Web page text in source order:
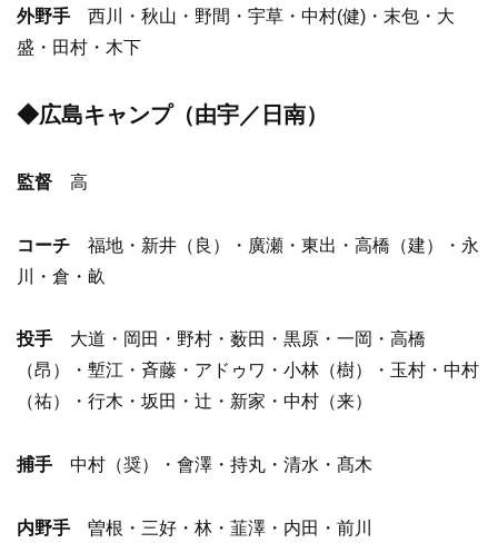
外野手 西川・秋山・野間・宇草・中村(健)・末包・大
盛・田村・木下
◆広島キャンプ（由宇／日南）
監督 高
コーチ 福地・新井（良）・廣瀬・東出・高橋（建）・永
川・倉・畝
投手 大道・岡田・野村・薮田・黒原・一岡・高橋
（昂）・塹江・斉藤・アドゥワ・小林（樹）・玉村・中村
（祐）・行木・坂田・辻・新家・中村（来）
捕手 中村（奨）・會澤・持丸・清水・髙木
内野手 曽根・三好・林・韮澤・内田・前川